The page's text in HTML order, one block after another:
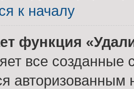
к началу
функция
все созданные